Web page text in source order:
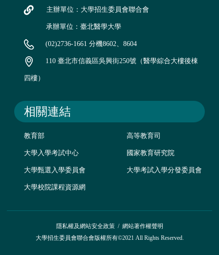
主辦單位：大學招生委員會聯合會
承辦單位：臺北醫學大學
(02)2736-1661 分機8602、8604
110 臺北市信義區吳興街250號（醫學綜合大樓後棟
四樓）
相關連結
教育部 高等教育司
大學入學考試中心 國家教育研究院
大學甄選入學委員會 大學考試入學分發委員會
大學校院課程資源網
隱私權及網站安全政策/ 網站著作權聲明
大學招生委員會聯合會版權所有©2021 All Rights Reserved.